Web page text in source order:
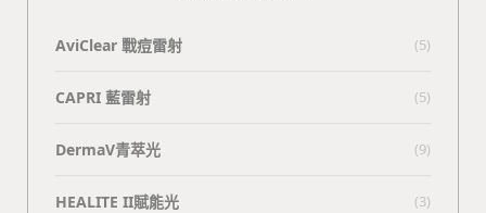
AviClear 戰痘雷射 (5)
CAPRI 藍雷射 (5)
DermaV青萃光 (9)
HEALITE II賦能光 (3)